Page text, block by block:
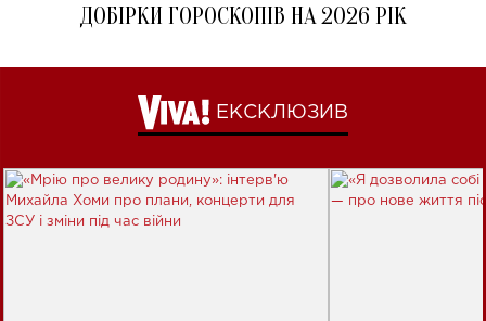
ДОБІРКИ ГОРОСКОПІВ НА 2026 РІК
ЕКСКЛЮЗИВ